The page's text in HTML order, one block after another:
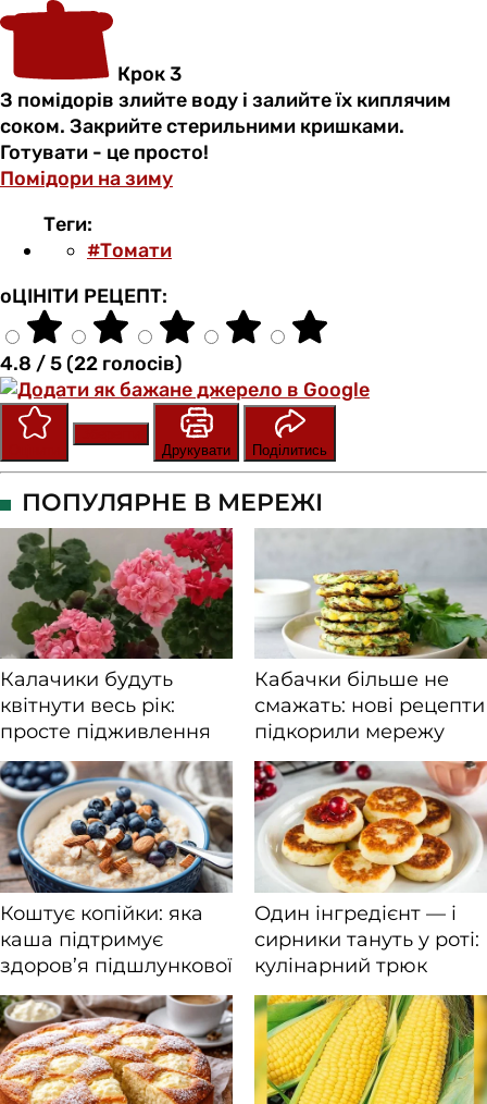
Крок 3
З помідорів злийте воду і залийте їх киплячим
соком. Закрийте стерильними кришками.
Готувати - це просто!
Помідори на зиму
Теги:
#Томати
оЦІНІТИ РЕЦЕПТ:
4.8 / 5 (22 голосів)
Друкувати
Поділитись